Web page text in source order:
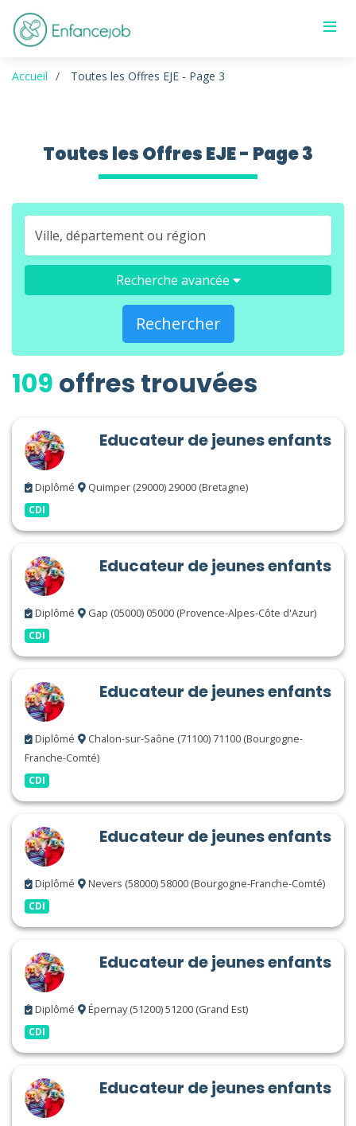
Accueil Toutes les Offres EJE - Page 3
Toutes les Offres EJE - Page 3
Recherche avancée
Rechercher
109 offres trouvées
Educateur de jeunes enfants
Diplômé Quimper (29000) 29000 (Bretagne)
CDI
Educateur de jeunes enfants
Diplômé Gap (05000) 05000 (Provence-Alpes-Côte d'Azur)
CDI
Educateur de jeunes enfants
Diplômé
Chalon-sur-Saône (71100) 71100 (Bourgogne-
Franche-Comté)
CDI
Educateur de jeunes enfants
Diplômé Nevers (58000) 58000 (Bourgogne-Franche-Comté)
CDI
Educateur de jeunes enfants
Diplômé Épernay (51200) 51200 (Grand Est)
CDI
Educateur de jeunes enfants